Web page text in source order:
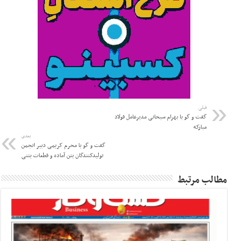
قبلی
گفت و گو با بهرام‌ سبحانی مدیرعامل فولاد
مبارکه
بعدی
گفت و گو با محرم کریمی دبیر انجمن
تولیدکنندگان بتن آماده و قطعات بتنی
مطالب مرتبط